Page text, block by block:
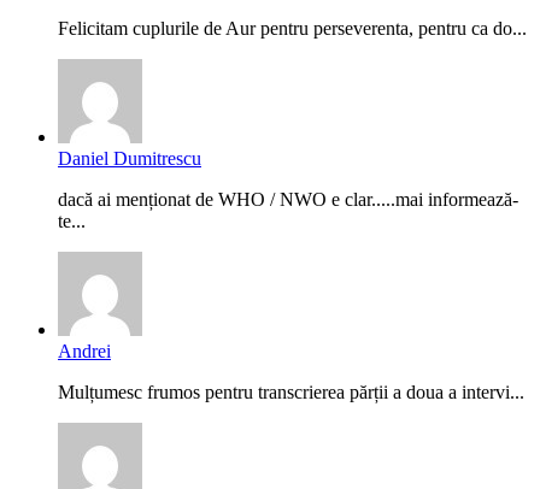
Felicitam cuplurile de Aur pentru perseverenta, pentru ca do...
Daniel Dumitrescu
dacă ai menționat de WHO / NWO e clar.....mai informează-
te...
Andrei
Mulțumesc frumos pentru transcrierea părții a doua a intervi...